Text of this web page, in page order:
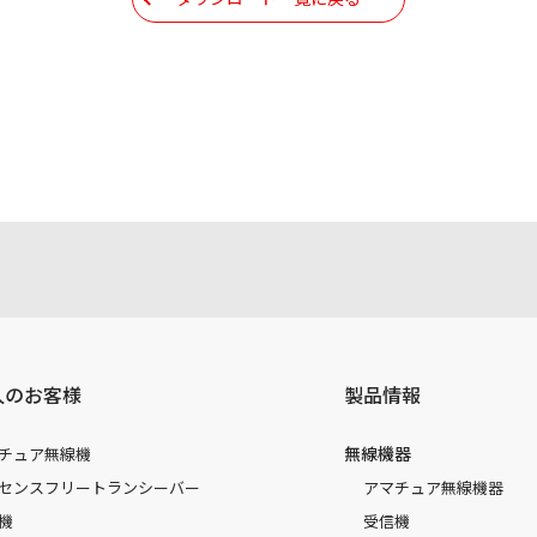
お客様
ュア無線機
ンスフリートランシーバー
製品情報
無線機器
アマチュア無線機器
受信機